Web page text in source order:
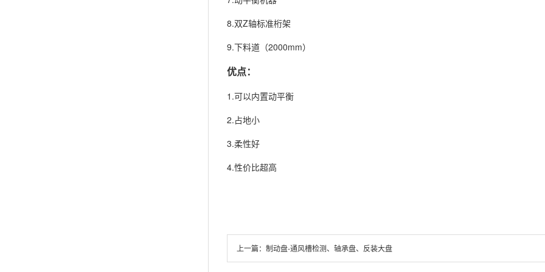
8.双Z轴标准桁架
9.下料道（2000mm）
优点：
1.可以内置动平衡
2.占地小
3.柔性好
4.性价比超高
上一篇： 制动盘-通风槽检测、轴承盘、反装大盘